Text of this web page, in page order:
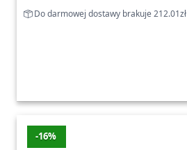
Do darmowej dostawy brakuje 212.01zł
-16%